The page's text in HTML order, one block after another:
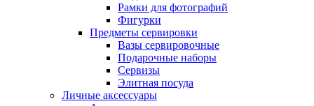
Рамки для фотографий
Фигурки
Предметы сервировки
Вазы сервировочные
Подарочные наборы
Сервизы
Элитная посуда
Личные аксессуары